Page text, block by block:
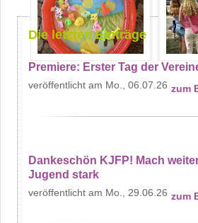
Die letzten Einträge
Premiere: Erster Tag der
Mo., 06.07.26 zum
Dankeschön KJFP! Mach
Jugend stark
Mo., 29.06.26 zum